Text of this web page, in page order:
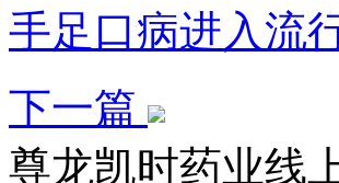
手足口病进入流
下一篇
尊龙凯时药业线